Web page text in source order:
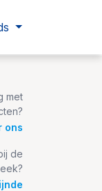
met
ons
de